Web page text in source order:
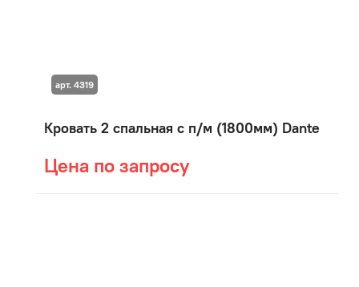
Кровать 2 спальная с п/м (1800мм) Dante
Цена по запросу
арт. 4319